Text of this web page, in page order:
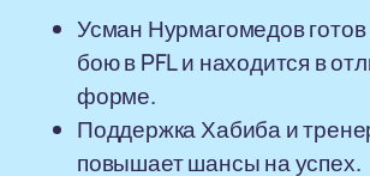
Усман Нурмагомедов готов
бою в PFL и находится в
форме.
Поддержка Хабиба и
повышает шансы на успех.